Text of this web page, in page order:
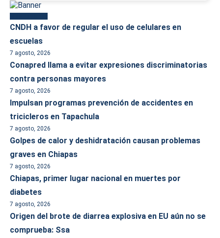
CNDH a favor de regular el uso de celulares en
escuelas
7 agosto, 2026
Conapred llama a evitar expresiones discriminatorias
contra personas mayores
7 agosto, 2026
Impulsan programas prevención de accidentes en
tricicleros en Tapachula
7 agosto, 2026
Golpes de calor y deshidratación causan problemas
graves en Chiapas
7 agosto, 2026
Chiapas, primer lugar nacional en muertes por
diabetes
7 agosto, 2026
Origen del brote de diarrea explosiva en EU aún no se
comprueba: Ssa